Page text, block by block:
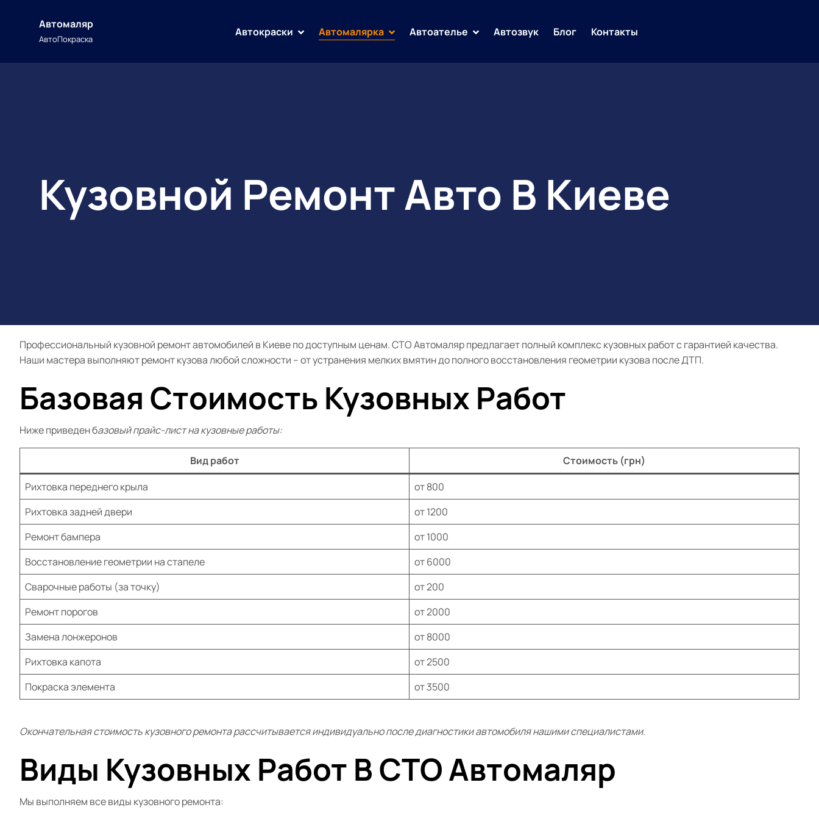
Автомаляр
АвтоПокраска
Автокраски Автомалярка Автоателье Автозвук Блог Контакты
Кузовной Ремонт Авто В Киеве
Профессиональный кузовной ремонт автомобилей в Киеве по доступным ценам. СТО Автомаляр предлагает полный комплекс кузовных работ с гарантией качества.
Наши мастера выполняют ремонт кузова любой сложности – от устранения мелких вмятин до полного восстановления геометрии кузова после ДТП.
Базовая Стоимость Кузовных Работ
Ниже приведен базовый прайс-лист на кузовные работы:
Вид работ
Стоимость (грн)
Рихтовка переднего крыла
от 800
Рихтовка задней двери
от 1200
Ремонт бампера
от 1000
Восстановление геометрии на стапеле
от 6000
Сварочные работы (за точку)
от 200
Ремонт порогов
от 2000
Замена лонжеронов
от 8000
Рихтовка капота
от 2500
Покраска элемента
от 3500
Окончательная стоимость кузовного ремонта рассчитывается индивидуально после диагностики автомобиля нашими специалистами.
Виды Кузовных Работ В СТО Автомаляр
Мы выполняем все виды кузовного ремонта: